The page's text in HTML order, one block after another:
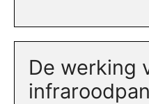
De werking